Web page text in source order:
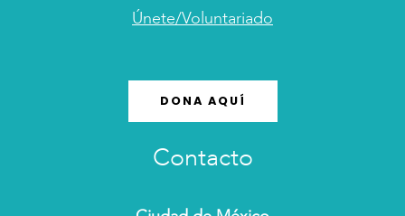
Únete/Voluntariado
DONA AQUÍ
Contacto